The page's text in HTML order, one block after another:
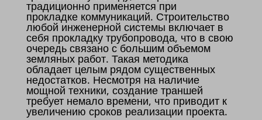
традиционно применяется при
прокладке коммуникаций. Строительство
любой инженерной системы включает в
себя прокладку трубопровода, что в свою
очередь связано с большим объемом
земляных работ. Такая методика
обладает целым рядом существенных
недостатков. Несмотря на наличие
мощной техники, создание траншей
требует немало времени, что приводит к
увеличению сроков реализации проекта.